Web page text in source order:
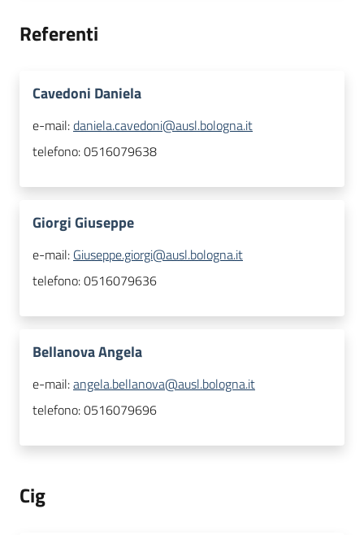
Referenti
Cavedoni Daniela
e-mail:daniela.cavedoni@ausl.bologna.it
telefono:0516079638
Giorgi Giuseppe
e-mail: Giuseppe.giorgi@ausl.bologna.it
telefono:0516079636
Bellanova Angela
e-mail:angela.bellanova@ausl.bologna.it
telefono:0516079696
Cig